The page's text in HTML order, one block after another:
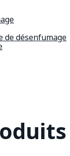
de désenfumage